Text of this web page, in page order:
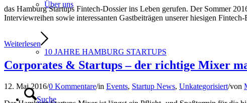
Über uns
10 JAHRE HAMBURG STARTUPS
Suche
das Hamburg Startups Fintech-Dossier ins Leben gerufen. Der Sommer
Interviewreihen sowie interessanten Gastbeiträgen unserer hiesigen Fintech-
Weiterlesen
Corporates & Startups – der richtige Mixer
12. Mai 2016/0 Kommentare/in Events, Startup News, Unkategorisiert/von